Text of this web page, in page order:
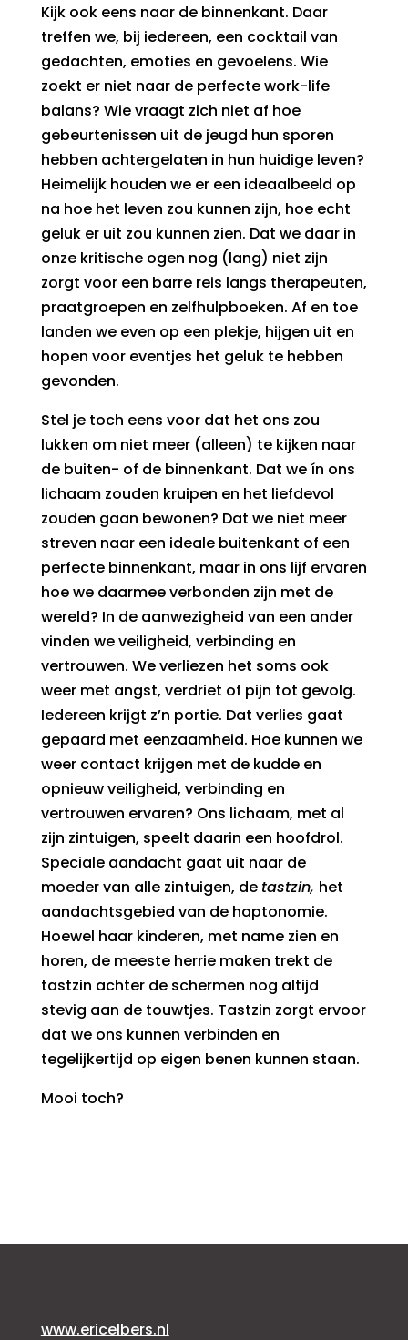
Kijk ook eens naar de binnenkant. Daar
treffen we, bij iedereen, een cocktail van
gedachten, emoties en gevoelens. Wie
zoekt er niet naar de perfecte work-life
balans? Wie vraagt zich niet af hoe
gebeurtenissen uit de jeugd hun sporen
hebben achtergelaten in hun huidige leven?
Heimelijk houden we er een ideaalbeeld op
na hoe het leven zou kunnen zijn, hoe echt
geluk er uit zou kunnen zien. Dat we daar in
onze kritische ogen nog (lang) niet zijn
zorgt voor een barre reis langs therapeuten,
praatgroepen en zelfhulpboeken. Af en toe
landen we even op een plekje, hijgen uit en
hopen voor eventjes het geluk te hebben
gevonden.
Stel je toch eens voor dat het ons zou
lukken om niet meer (alleen) te kijken naar
de buiten- of de binnenkant. Dat we ín ons
lichaam zouden kruipen en het liefdevol
zouden gaan bewonen? Dat we niet meer
streven naar een ideale buitenkant of een
perfecte binnenkant, maar in ons lijf ervaren
hoe we daarmee verbonden zijn met de
wereld? In de aanwezigheid van een ander
vinden we veiligheid, verbinding en
vertrouwen. We verliezen het soms ook
weer met angst, verdriet of pijn tot gevolg.
Iedereen krijgt z’n portie. Dat verlies gaat
gepaard met eenzaamheid. Hoe kunnen we
weer contact krijgen met de kudde en
opnieuw veiligheid, verbinding en
vertrouwen ervaren? Ons lichaam, met al
zijn zintuigen, speelt daarin een hoofdrol.
Speciale aandacht gaat uit naar de
moeder van alle zintuigen, de tastzin, het
aandachtsgebied van de haptonomie.
Hoewel haar kinderen, met name zien en
horen, de meeste herrie maken trekt de
tastzin achter de schermen nog altijd
stevig aan de touwtjes. Tastzin zorgt ervoor
dat we ons kunnen verbinden en
tegelijkertijd op eigen benen kunnen staan.
Mooi toch?
www.ericelbers.nl